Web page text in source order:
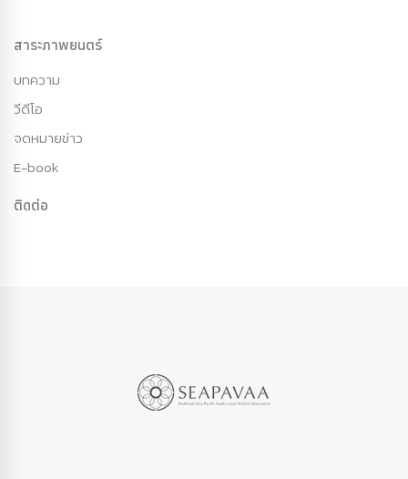
สาระภาพยนตร์
บทความ
วีดีโอ
จดหมายข่าว
E-book
ติดต่อ